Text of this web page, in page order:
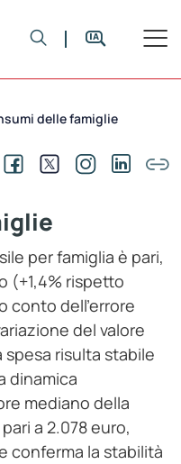
delle famiglie
per famiglia è pari,
(+1,4% rispetto
conto dell’errore
del valore
risulta stabile
dinamica
mediano della
a 2.078 euro,
conferma la stabilità